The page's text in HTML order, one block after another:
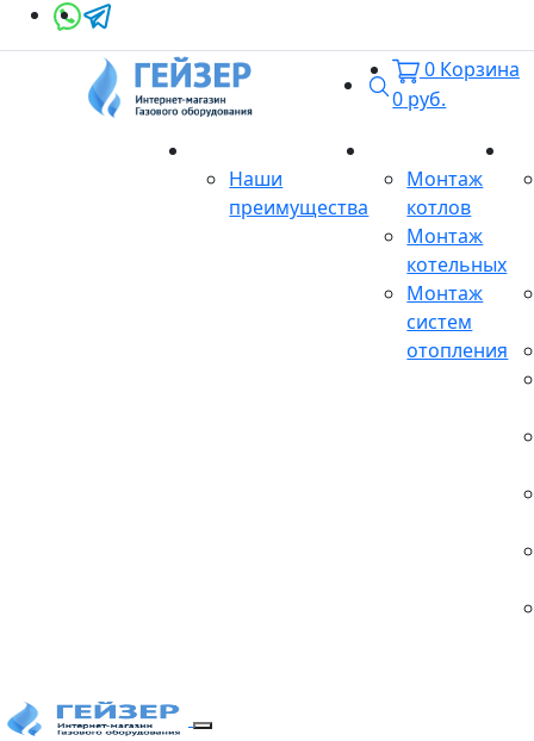
Поиск
0 Корзина
0 руб.
Наши
преимущества
Монтаж
котлов
Монтаж
котельных
Монтаж
систем
отопления